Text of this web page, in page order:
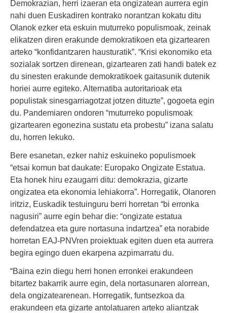
Demokrazian, herri izaeran eta ongizatean aurrera egin
nahi duen Euskadiren kontrako norantzan kokatu ditu
Olanok ezker eta eskuin muturreko populismoak, zeinak
elikatzen diren erakunde demokratikoen eta gizartearen
arteko “konfidantzaren hausturatik”. “Krisi ekonomiko eta
sozialak sortzen direnean, gizartearen zati handi batek ez
du sinesten erakunde demokratikoek gaitasunik dutenik
horiei aurre egiteko. Alternatiba autoritarioak eta
populistak sinesgarriagotzat jotzen dituzte”, gogoeta egin
du. Pandemiaren ondoren “muturreko populismoak
gizartearen egonezina sustatu eta probestu” izana salatu
du, horren lekuko.
Bere esanetan, ezker nahiz eskuineko populismoek
“etsai komun bat daukate: Europako Ongizate Estatua.
Eta honek hiru ezaugarri ditu: demokrazia, gizarte
ongizatea eta ekonomia lehiakorra”. Horregatik, Olanoren
iritziz, Euskadik testuinguru berri horretan “bi erronka
nagusiri” aurre egin behar die: “ongizate estatua
defendatzea eta gure nortasuna indartzea” eta norabide
horretan EAJ-PNVren proiektuak egiten duen eta aurrera
begira egingo duen ekarpena azpimarratu du.
“Baina ezin diegu herri honen erronkei erakundeen
bitartez bakarrik aurre egin, dela nortasunaren alorrean,
dela ongizatearenean. Horregatik, funtsezkoa da
erakundeen eta gizarte antolatuaren arteko aliantzak